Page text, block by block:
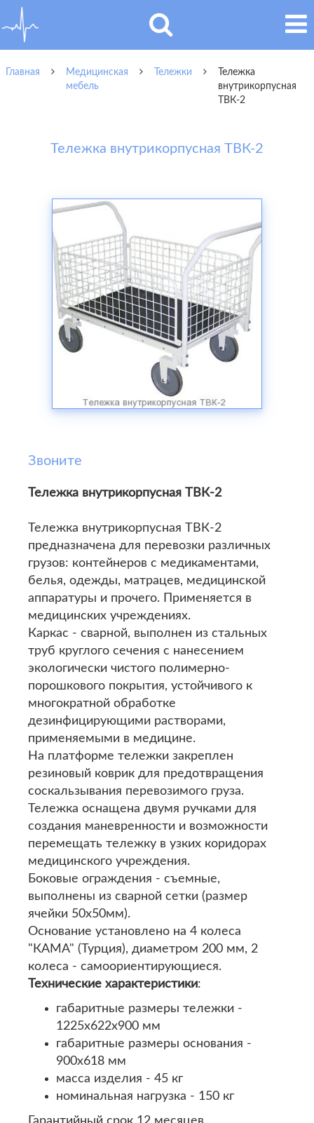
Главная
Медицинская
мебель
Тележки
Тележка
внутрикорпусная
ТВК-2
Тележка внутрикорпусная ТВК-2
Звоните
Тележка внутрикорпусная ТВК-2
Тележка внутрикорпусная ТВК-2
предназначена для перевозки различных
грузов: контейнеров с медикаментами,
белья, одежды, матрацев, медицинской
аппаратуры и прочего. Применяется в
медицинских учреждениях.
Каркас - сварной, выполнен из стальных
труб круглого сечения с нанесением
экологически чистого полимерно-
порошкового покрытия, устойчивого к
многократной обработке
дезинфицирующими растворами,
применяемыми в медицине.
На платформе тележки закреплен
резиновый коврик для предотвращения
соскальзывания перевозимого груза.
Тележка оснащена двумя ручками для
создания маневренности и возможности
перемещать тележку в узких коридорах
медицинского учреждения.
Боковые ограждения - съемные,
выполнены из сварной сетки (размер
ячейки 50х50мм).
Основание установлено на 4 колеса
"КАМА" (Турция), диаметром 200 мм, 2
колеса - самоориентирующиеся.
Технические характеристики:
габаритные размеры тележки -
1225х622х900 мм
габаритные размеры основания -
900х618 мм
масса изделия - 45 кг
номинальная нагрузка - 150 кг